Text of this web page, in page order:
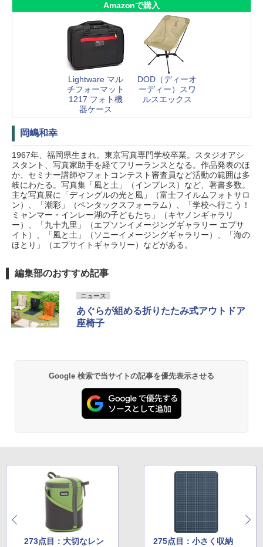
Amazonで購入
Lightware マル
チフォーマット
1217 フォト機
器ケース
DOD（ディーオ
ーディー）スワ
ルスエックス
岡嶋和幸
1967年、福岡県生まれ。東京写真専門学校卒業。スタジオアシ
スタント、写真家助手を経てフリーランスとなる。作品発表のほ
か、セミナー講師やフォトコンテスト審査員など活動の範囲は多
岐にわたる。写真集「風と土」（インプレス）など、著書多数。
主な写真展に「ディングルの光と風」（富士フイルムフォトサロ
ン）、「潮彩」（ペンタックスフォーラム）、「学校へ行こう！
ミャンマー・インレー湖の子どもたち」（キヤノンギャラリ
ー）、「九十九里」（エプソンイメージングギャラリー エプサ
イト）、「風と土」（ソニーイメージングギャラリー）、「海の
ほとり」（エプサイトギャラリー）などがある。
編集部のおすすめ記事
ニュース
あぐらが組める折りたたみ式アウトドア
座椅子
Google 検索で当サイトの記事を優先表示させる
273点目：大切なレン
275点目：小さく収納